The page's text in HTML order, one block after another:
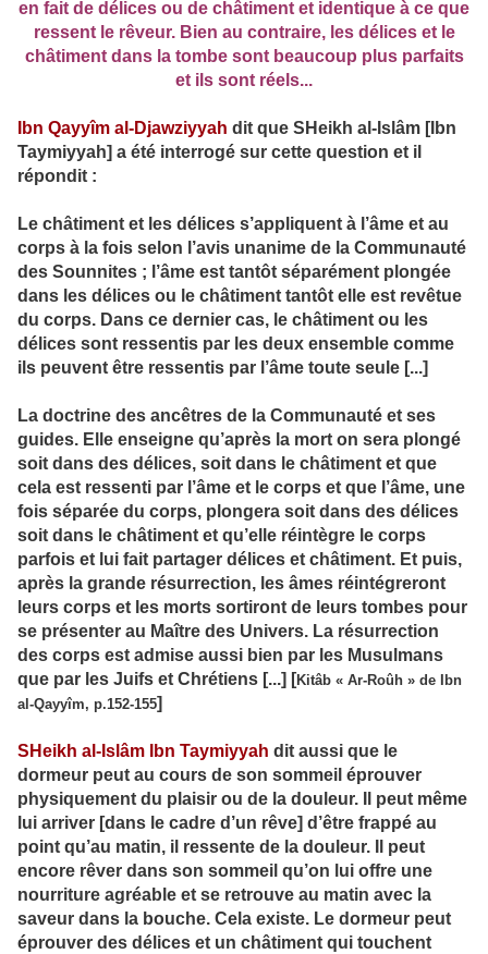
en fait de délices ou de châtiment et identique à ce que
ressent le rêveur. Bien au contraire, les délices et le
châtiment dans la tombe sont beaucoup plus parfaits
et ils sont réels...
Ibn Qayyîm al-Djawziyyah dit que SHeikh al-Islâm [Ibn
Taymiyyah] a été interrogé sur cette question et il
répondit :
Le châtiment et les délices s’appliquent à l’âme et au
corps à la fois selon l’avis unanime de la Communauté
des Sounnites ; l’âme est tantôt séparément plongée
dans les délices ou le châtiment tantôt elle est revêtue
du corps. Dans ce dernier cas, le châtiment ou les
délices sont ressentis par les deux ensemble comme
ils peuvent être ressentis par l’âme toute seule [...]
La doctrine des ancêtres de la Communauté et ses
guides. Elle enseigne qu’après la mort on sera plongé
soit dans des délices, soit dans le châtiment et que
cela est ressenti par l’âme et le corps et que l’âme, une
fois séparée du corps, plongera soit dans des délices
soit dans le châtiment et qu’elle réintègre le corps
parfois et lui fait partager délices et châtiment. Et puis,
après la grande résurrection, les âmes réintégreront
leurs corps et les morts sortiront de leurs tombes pour
se présenter au Maître des Univers. La résurrection
des corps est admise aussi bien par les Musulmans
que par les Juifs et Chrétiens [...] [Kitâb « Ar-Roûh » de Ibn
al-Qayyîm, p.152-155]
SHeikh al-Islâm Ibn Taymiyyah dit aussi que le
dormeur peut au cours de son sommeil éprouver
physiquement du plaisir ou de la douleur. Il peut même
lui arriver [dans le cadre d’un rêve] d’être frappé au
point qu’au matin, il ressente de la douleur. Il peut
encore rêver dans son sommeil qu’on lui offre une
nourriture agréable et se retrouve au matin avec la
saveur dans la bouche. Cela existe. Le dormeur peut
éprouver des délices et un châtiment qui touchent